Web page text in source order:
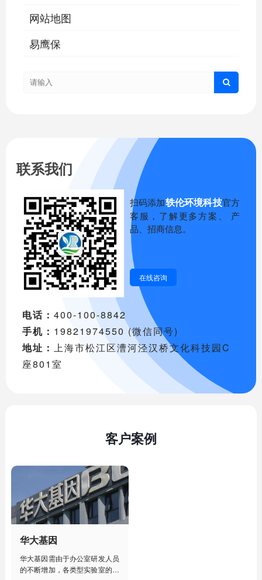
网站地图
易鹰保
联系我们
扫码添加轶伦环境科技官方
客服，了解更多方案、 产
品、招商信息。
在线咨询
电话： 400-100-8842
手机： 19821974550 (微信同号)
地址： 上海市松江区漕河泾汉桥文化科技园C
座801室
客户案例
华大基因
华大基因需由于办公室研发人员
的不断增加，各类型实验室的建